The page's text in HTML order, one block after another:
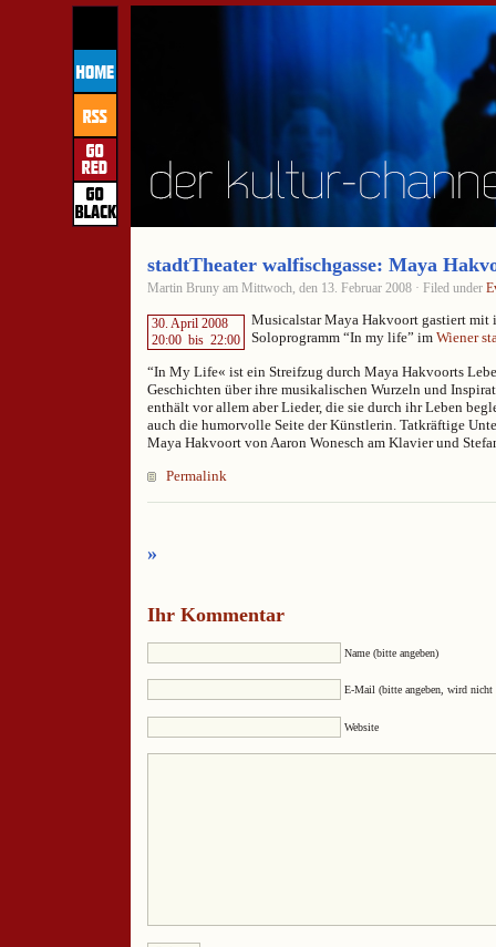
stadtTheater walfischgasse: Maya
Martin Bruny am Mittwoch, den 13. Februar 2008 · Filed under
30. April 2008
20:00 bis 22:00
Musicalstar Maya Hakvoort gastiert mit
Soloprogramm “In my life” im Wiener
“In My Life« ist ein Streifzug durch Maya Hakvoorts
Geschichten über ihre musikalischen Wurzeln und
enthält vor allem aber Lieder, die sie durch ihr Leben
auch die humorvolle Seite der Künstlerin. Tatkräftige
Maya Hakvoort von Aaron Wonesch am Klavier und
Permalink
»
Ihr Kommentar
Name (bitte angeben)
E-Mail (bitte angeben, wird nicht
Website